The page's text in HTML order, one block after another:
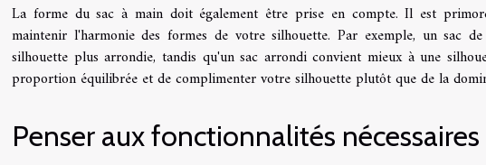
La forme du sac à main doit également être prise en compte. Il est
maintenir l'harmonie des formes de votre silhouette. Par exemple, un sac
silhouette plus arrondie, tandis qu'un sac arrondi convient mieux à une
proportion équilibrée et de complimenter votre silhouette plutôt que de la
Penser aux fonctionnalités nécessaires